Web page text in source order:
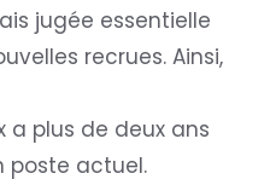
jugée essentielle
recrues. Ainsi,
a plus de deux ans
poste actuel.